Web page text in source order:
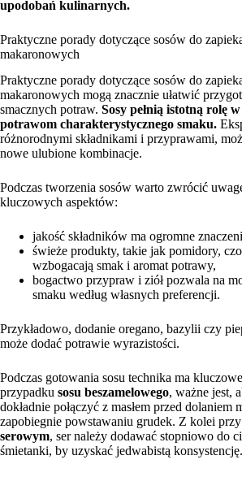
upodobań kulinarnych.
Praktyczne porady dotyczące sosów do
makaronowych
Praktyczne porady dotyczące sosów do
makaronowych mogą znacznie ułatwić
smacznych potraw. Sosy pełnią istotną rolę
potrawom charakterystycznego smaku.
różnorodnymi składnikami i przyprawami,
nowe ulubione kombinacje.
Podczas tworzenia sosów warto zwrócić
kluczowych aspektów:
jakość składników ma ogromne
świeże produkty, takie jak pomidory,
wzbogacają smak i aromat potrawy,
bogactwo przypraw i ziół pozwala na
smaku według własnych preferencji.
Przykładowo, dodanie oregano, bazylii czy
może dodać potrawie wyrazistości.
Podczas gotowania sosu technika ma
przypadku sosu beszamelowego, ważne jest,
dokładnie połączyć z masłem przed dolaniem
zapobiegnie powstawaniu grudek. Z kolei przy
serowym, ser należy dodawać stopniowo do
śmietanki, by uzyskać jedwabistą konsystencję.